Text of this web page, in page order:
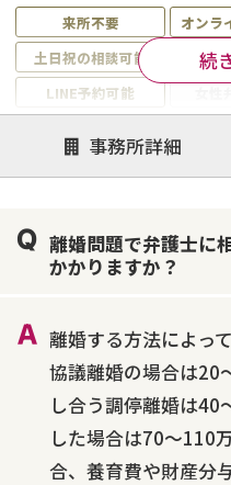
来所不要 オンラ
土日祝の相談可能
19時
LINE予約可能
注力案件
離婚前相談
不貞・不倫慰謝料請求
財産分与
続
事務所詳細
離婚問題で弁護士に
かかりますか？
離婚する方法によっ
協議離婚の場合は20
し合う調停離婚は40
した場合は70～110
合、養育費や財産分